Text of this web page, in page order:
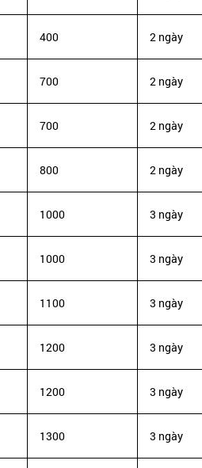
400 2 ngày
700 2 ngày
700 2 ngày
800 2 ngày
1000 3 ngày
1000 3 ngày
1100 3 ngày
1200 3 ngày
1200 3 ngày
1300 3 ngày